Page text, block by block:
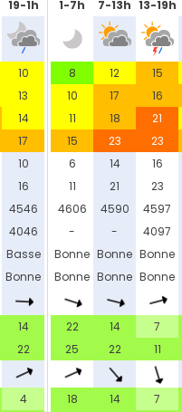
19-1h
10
13
14
17
10
16
4546
4046
Basse
Bonne
14
22
4
1-7h
8
10
11
15
6
11
4606
-
Bonne
Bonne
22
25
18
7-13h
12
17
18
23
14
21
4590
-
Bonne
Bonne
14
22
14
13-19h
15
16
21
23
16
23
4597
4097
Bonne
Bonne
7
11
7